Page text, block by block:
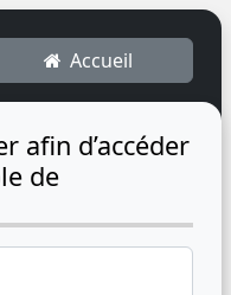
Accueil
afin d’accéder
de